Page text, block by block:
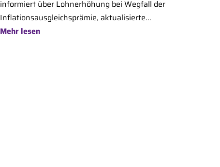
informiert über Lohnerhöhung bei Wegfall der
Inflationsausgleichsprämie, aktualisierte...
Mehr lesen